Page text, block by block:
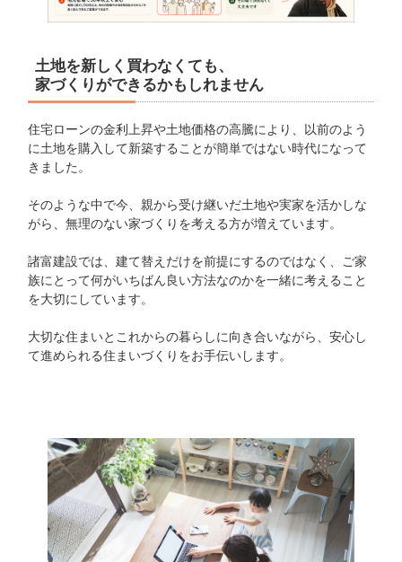
土地を新しく買わなくても、
家づくりができるかもしれません
住宅ローンの金利上昇や土地価格の高騰により、以前のよう
に土地を購入して新築することが簡単ではない時代になって
きました。
そのような中で今、親から受け継いだ土地や実家を活かしな
がら、無理のない家づくりを考える方が増えています。
諸富建設では、建て替えだけを前提にするのではなく、ご家
族にとって何がいちばん良い方法なのかを一緒に考えること
を大切にしています。
大切な住まいとこれからの暮らしに向き合いながら、安心し
て進められる住まいづくりをお手伝いします。